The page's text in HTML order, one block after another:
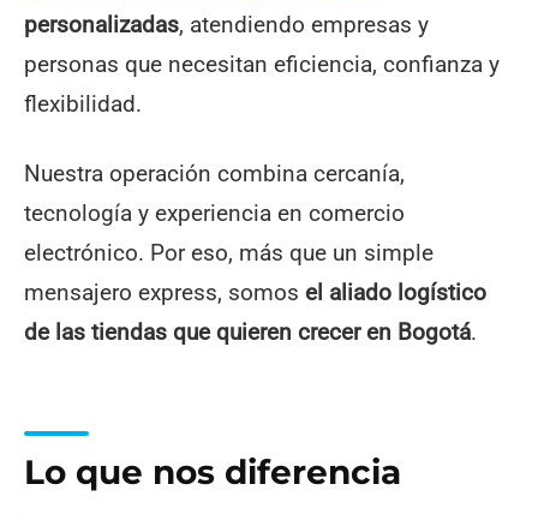
personalizadas, atendiendo empresas y
personas que necesitan eficiencia, confianza y
flexibilidad.
Nuestra operación combina cercanía,
tecnología y experiencia en comercio
electrónico. Por eso, más que un simple
mensajero express, somos el aliado logístico
de las tiendas que quieren crecer en Bogotá.
Lo que nos diferencia